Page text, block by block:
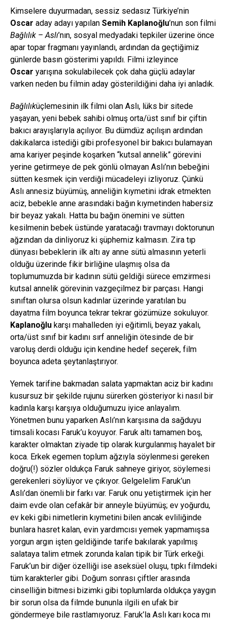
Kimselere duyurmadan, sessiz sedasız Türkiye’nin
Oscar aday adayı yapılan Semih Kaplanoğlu’nun son filmi
Bağlılık – Aslı’nın, sosyal medyadaki tepkiler üzerine önce
apar topar fragmanı yayınlandı, ardından da geçtiğimiz
günlerde basın gösterimi yapıldı. Filmi izleyince
Oscar yarışına sokulabilecek çok daha güçlü adaylar
varken neden bu filmin aday gösterildiğini daha iyi anladık.
Bağlılıküçlemesinin ilk filmi olan Aslı, lüks bir sitede
yaşayan, yeni bebek sahibi olmuş orta/üst sınıf bir çiftin
bakıcı arayışlarıyla açılıyor. Bu dümdüz açılışın ardından
dakikalarca istediği gibi profesyonel bir bakıcı bulamayan
ama kariyer peşinde koşarken “kutsal annelik” görevini
yerine getirmeye de pek gönlü olmayan Aslı’nın bebeğini
sütten kesmek için verdiği mücadeleyi izliyoruz. Çünkü
Aslı annesiz büyümüş, anneliğin kıymetini idrak etmekten
aciz, bebekle anne arasındaki bağın kıymetinden habersiz
bir beyaz yakalı. Hatta bu bağın önemini ve sütten
kesilmenin bebek üstünde yaratacağı travmayı doktorunun
ağzından da dinliyoruz ki şüphemiz kalmasın. Zira tıp
dünyası bebeklerin ilk altı ay anne sütü almasının yeterli
olduğu üzerinde fikir birliğine ulaşmış olsa da
toplumumuzda bir kadının sütü geldiği sürece emzirmesi
kutsal annelik görevinin vazgeçilmez bir parçası. Hangi
sınıftan olursa olsun kadınlar üzerinde yaratılan bu
dayatma film boyunca tekrar tekrar gözümüze sokuluyor.
Kaplanoğlu karşı mahalleden iyi eğitimli, beyaz yakalı,
orta/üst sınıf bir kadını sırf anneliğin ötesinde de bir
varoluş derdi olduğu için kendine hedef seçerek, film
boyunca adeta şeytanlaştırıyor.
Yemek tarifine bakmadan salata yapmaktan aciz bir kadını
kusursuz bir şekilde rujunu sürerken gösteriyor ki nasıl bir
kadınla karşı karşıya olduğumuzu iyice anlayalım.
Yönetmen bunu yaparken Aslı’nın karşısına da sağduyu
timsali kocası Faruk’u koyuyor. Faruk altı tamamen boş,
karakter olmaktan ziyade tip olarak kurgulanmış hayalet bir
koca. Erkek egemen toplum ağzıyla söylenmesi gereken
doğru(!) sözler oldukça Faruk sahneye giriyor, söylemesi
gerekenleri söylüyor ve çıkıyor. Gelgelelim Faruk’un
Aslı’dan önemli bir farkı var. Faruk onu yetiştirmek için her
daim evde olan cefakâr bir anneyle büyümüş; ev yoğurdu,
ev keki gibi nimetlerin kıymetini bilen ancak evliliğinde
bunlara hasret kalan, evin yardımcısı yemek yapmamışsa
yorgun argın işten geldiğinde tarife bakılarak yapılmış
salataya talim etmek zorunda kalan tipik bir Türk erkeği.
Faruk’un bir diğer özelliği ise aseksüel oluşu, tıpkı filmdeki
tüm karakterler gibi. Doğum sonrası çiftler arasında
cinselliğin bitmesi bizimki gibi toplumlarda oldukça yaygın
bir sorun olsa da filmde bununla ilgili en ufak bir
göndermeye bile rastlamıyoruz. Faruk’la Aslı karı koca mı